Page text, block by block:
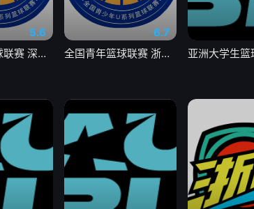
5.6
全国青年篮球联赛 深圳新世纪85-63天津荣钢20260803
6.7
全国青年篮球联赛 浙江广厦88-64福建浔兴20260803